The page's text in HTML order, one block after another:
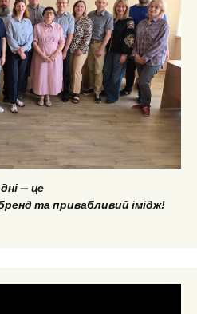
— це
та привабливий імідж!